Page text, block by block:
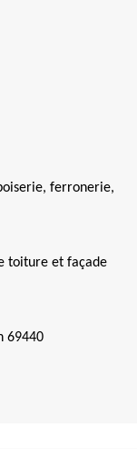
ferronerie,
toiture et façade
69440